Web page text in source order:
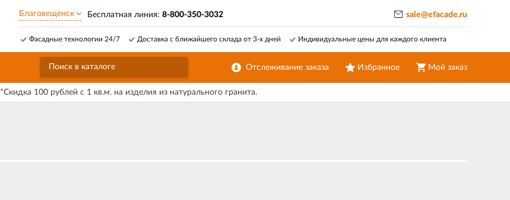
Благовещенск Бесплатная линия: 8-800-350-3032
Отслеживание заказа Избранное Мой заказ
Фасадные технологии 24/7 Доставка с ближайшего склада от 3-х дней Индивидуальные цены для каждого клиента
sale@efacade.ru
*Скидка 100 рублей с 1 кв.м. на изделия из натурального гранита.